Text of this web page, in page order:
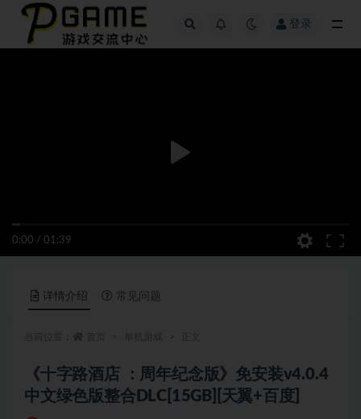
登录
0:00 / 01:39
详情介绍 常见问题
《十字路酒店 ：周年纪念版》免安装v4.0.4
中文绿色版整合DLC[15GB][天翼+百度]
全部